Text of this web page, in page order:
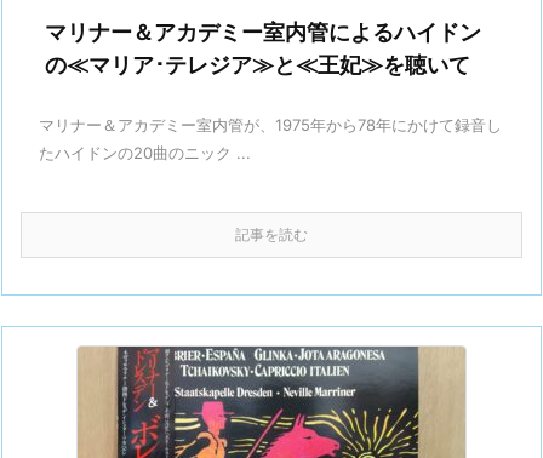
マリナー＆アカデミー室内管によるハイドン
の≪マリア･テレジア≫と≪王妃≫を聴いて
マリナー＆アカデミー室内管が、1975年から78年にかけて録音し
たハイドンの20曲のニック ...
記事を読む